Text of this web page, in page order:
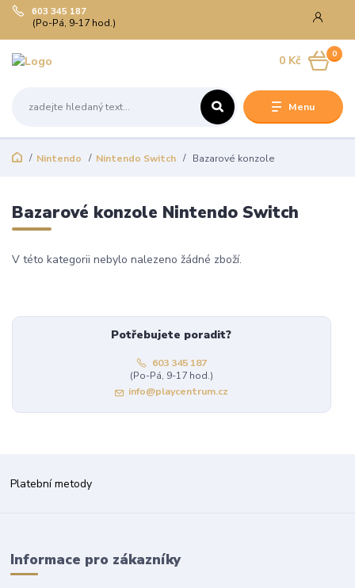
Menu
603 345 187
(Po-Pá, 9-17 hod.)
0
0 Kč
Nintendo Nintendo Switch Bazarové konzole
Bazarové konzole Nintendo Switch
V této kategorii nebylo nalezeno žádné zboží.
Potřebujete poradit?
603 345 187
(Po-Pá, 9-17 hod.)
info@playcentrum.cz
Platební metody
Informace pro zákazníky